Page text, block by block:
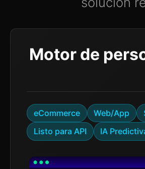
Motor de
eCommerce Web/App
Listo para API
IA